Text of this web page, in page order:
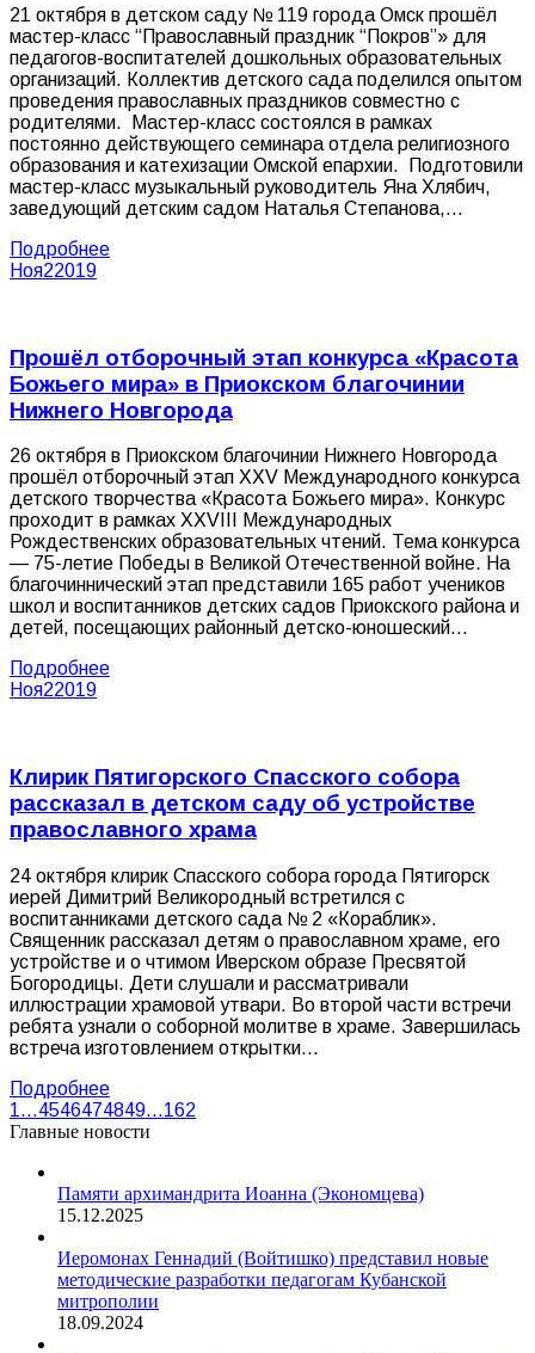
21 октября в детском саду № 119 города Омск прошёл
мастер-класс “Православный праздник “Покров”» для
педагогов-воспитателей дошкольных образовательных
организаций. Коллектив детского сада поделился опытом
проведения православных праздников совместно с
родителями. Мастер-класс состоялся в рамках
постоянно действующего семинара отдела религиозного
образования и катехизации Омской епархии. Подготовили
мастер-класс музыкальный руководитель Яна Хлябич,
заведующий детским садом Наталья Степанова,…
Подробнее
Ноя22019
Прошёл отборочный этап конкурса «Красота
Божьего мира» в Приокском благочинии
Нижнего Новгорода
26 октября в Приокском благочинии Нижнего Новгорода
прошёл отборочный этап XXV Международного конкурса
детского творчества «Красота Божьего мира». Конкурс
проходит в рамках XXVIII Международных
Рождественских образовательных чтений. Тема конкурса
— 75-летие Победы в Великой Отечественной войне. На
благочиннический этап представили 165 работ учеников
школ и воспитанников детских садов Приокского района и
детей, посещающих районный детско-юношеский…
Подробнее
Ноя22019
Клирик Пятигорского Спасского собора
рассказал в детском саду об устройстве
православного храма
24 октября клирик Спасского собора города Пятигорск
иерей Димитрий Великородный встретился с
воспитанниками детского сада № 2 «Кораблик».
Священник рассказал детям о православном храме, его
устройстве и о чтимом Иверском образе Пресвятой
Богородицы. Дети слушали и рассматривали
иллюстрации храмовой утвари. Во второй части встречи
ребята узнали о соборной молитве в храме. Завершилась
встреча изготовлением открытки…
Подробнее
1…4546474849…162
Главные новости
Памяти архимандрита Иоанна (Экономцева)
15.12.2025
Иеромонах Геннадий (Войтишко) представил новые
методические разработки педагогам Кубанской
митрополии
18.09.2024